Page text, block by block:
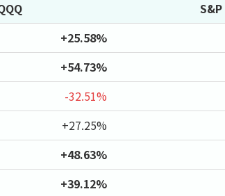
+25.58%
+54.73%
-32.51%
+27.25%
+48.63%
+39.12%